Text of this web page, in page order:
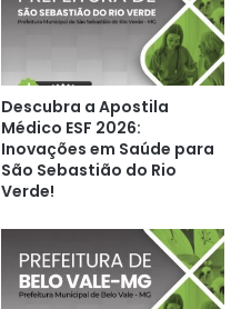
Descubra a Apostila
Médico ESF 2026:
Inovações em Saúde para
São Sebastião do Rio
Verde!